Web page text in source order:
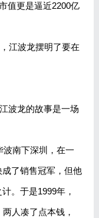
值更是逼近2200亿
江波龙摆明了要在
波龙的故事是一场
波南下深圳，在一
了销售冠军，但他
。于是1999年，
人凑了点本钱，